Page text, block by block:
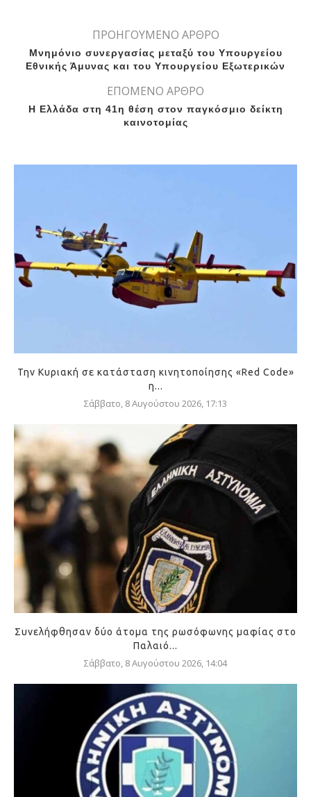
ΠΡΟΗΓΟΥΜΕΝΟ ΑΡΘΡΟ
Μνημόνιο συνεργασίας μεταξύ του Υπουργείου
Εθνικής Άμυνας και του Υπουργείου Εξωτερικών
ΕΠΟΜΕΝΟ ΑΡΘΡΟ
Η Ελλάδα στη 41η θέση στον παγκόσμιο δείκτη
καινοτομίας
Την Κυριακή σε κατάσταση κινητοποίησης «Red Code»
η...
Σάββατο, 8 Αυγούστου 2026, 17:13
Συνελήφθησαν δύο άτομα της ρωσόφωνης μαφίας στο
Παλαιό...
Σάββατο, 8 Αυγούστου 2026, 14:04